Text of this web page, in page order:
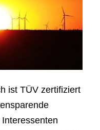
ist TÜV zertifiziert